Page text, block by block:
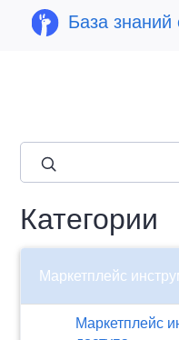
База знаний
Категории
Маркетплейс
Маркетплейс